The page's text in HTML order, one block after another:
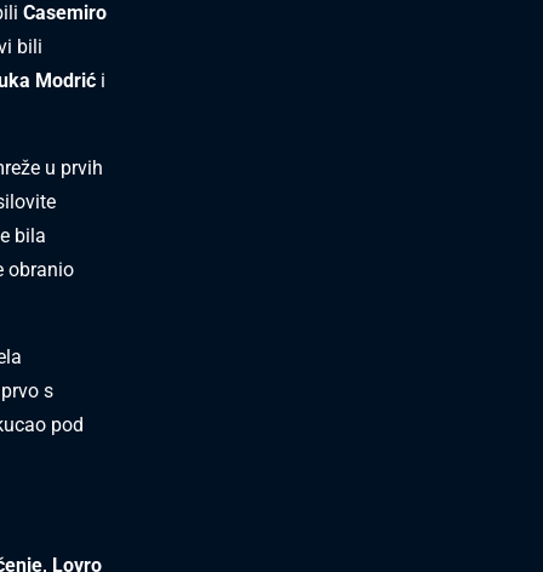
Casemiro
bili
Modrić i
u prvih
bila
obranio
s
pod
Lovro